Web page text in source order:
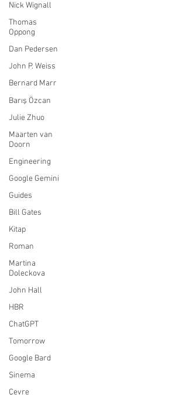
Nick Wignall
Thomas
Oppong
Dan Pedersen
John P. Weiss
Bernard Marr
Barış Özcan
Julie Zhuo
Maarten van
Doorn
Engineering
Google Gemini
Guides
Bill Gates
Kitap
Roman
Martina
Doleckova
John Hall
HBR
ChatGPT
Tomorrow
Google Bard
Sinema
Çevre